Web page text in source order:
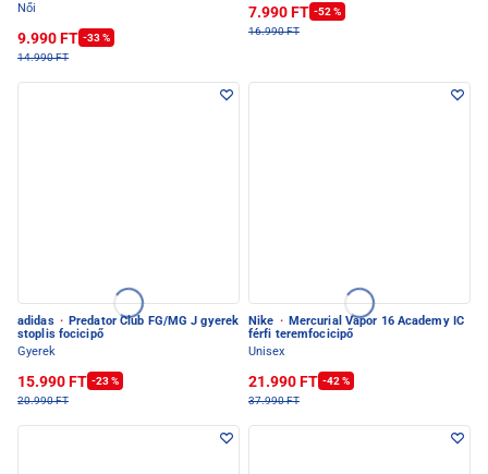
Női
9.990 FT -33 %
14.990 FT
7.990 FT -52 %
16.990 FT
adidas · Predator Club FG/MG J gyerek
stoplis focicipő
Gyerek
15.990 FT -23 %
20.990 FT
Nike · Mercurial Vapor 16 Academy IC
férfi teremfocicipő
Unisex
21.990 FT -42 %
37.990 FT